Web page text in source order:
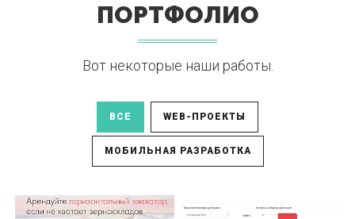
ПОРТФОЛИО
Вот некоторые наши работы.
ВСЕ WEB-ПРОЕКТЫ
МОБИЛЬНАЯ РАЗРАБОТКА